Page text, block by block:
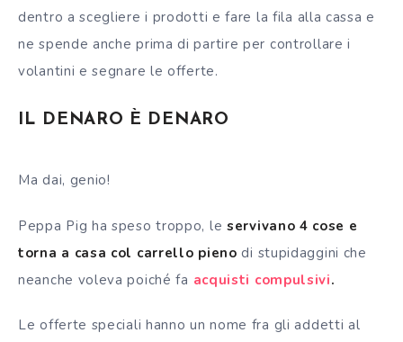
dentro a scegliere i prodotti e fare la fila alla cassa e
ne spende anche prima di partire per controllare i
volantini e segnare le offerte.
IL DENARO È DENARO
Ma dai, genio!
Peppa Pig ha speso troppo, le servivano 4 cose e
torna a casa col carrello pieno di stupidaggini che
neanche voleva poiché fa acquisti compulsivi.
Le offerte speciali hanno un nome fra gli addetti al